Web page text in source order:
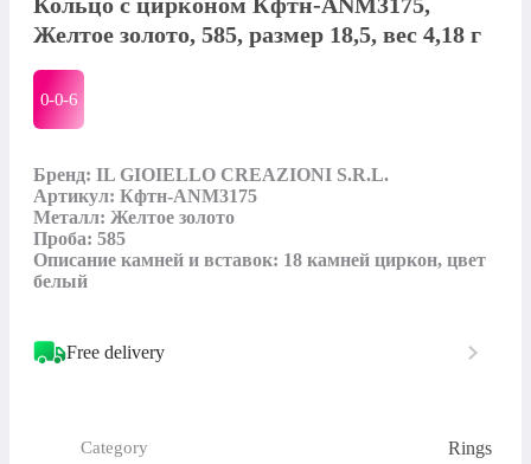
Желтое золото, 585, размер 18,5, вес 4,18 г
0-0-6
Бренд: IL GIOIELLO CREAZIONI S.R.L.
Артикул: Кфтн-ANM3175
Металл: Желтое золото
Проба: 585
Описание камней и вставок: 18 камней циркон, цвет
белый
Free delivery
Category Rings